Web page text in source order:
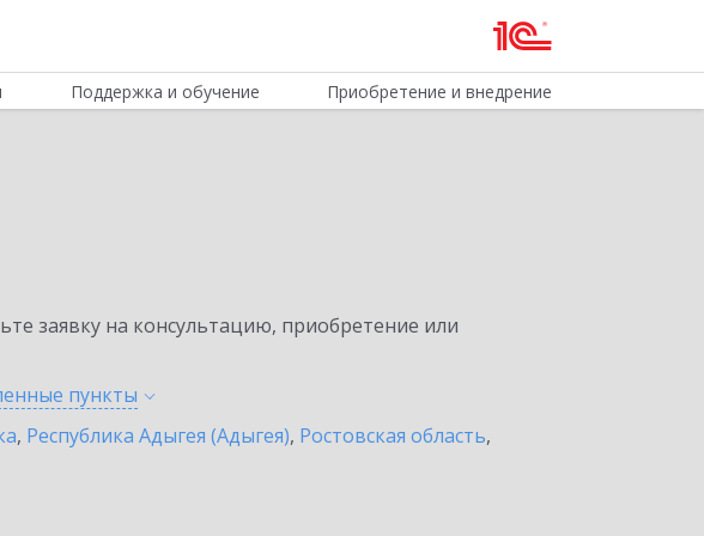
Поддержка и обучение Приобретение и внедрение
заявку на консультацию, приобретение или
пункты
, Республика Адыгея (Адыгея), Ростовская область,